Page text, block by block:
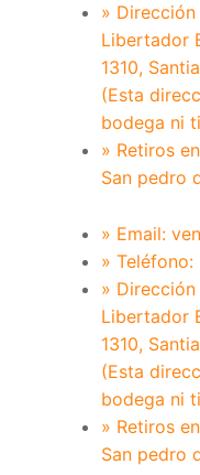
»
Libertador
1310,
(Esta
bodega ni
» Retiros
San pedro
» Email:
»
»
Libertador
1310,
(Esta
bodega ni
» Retiros
San pedro